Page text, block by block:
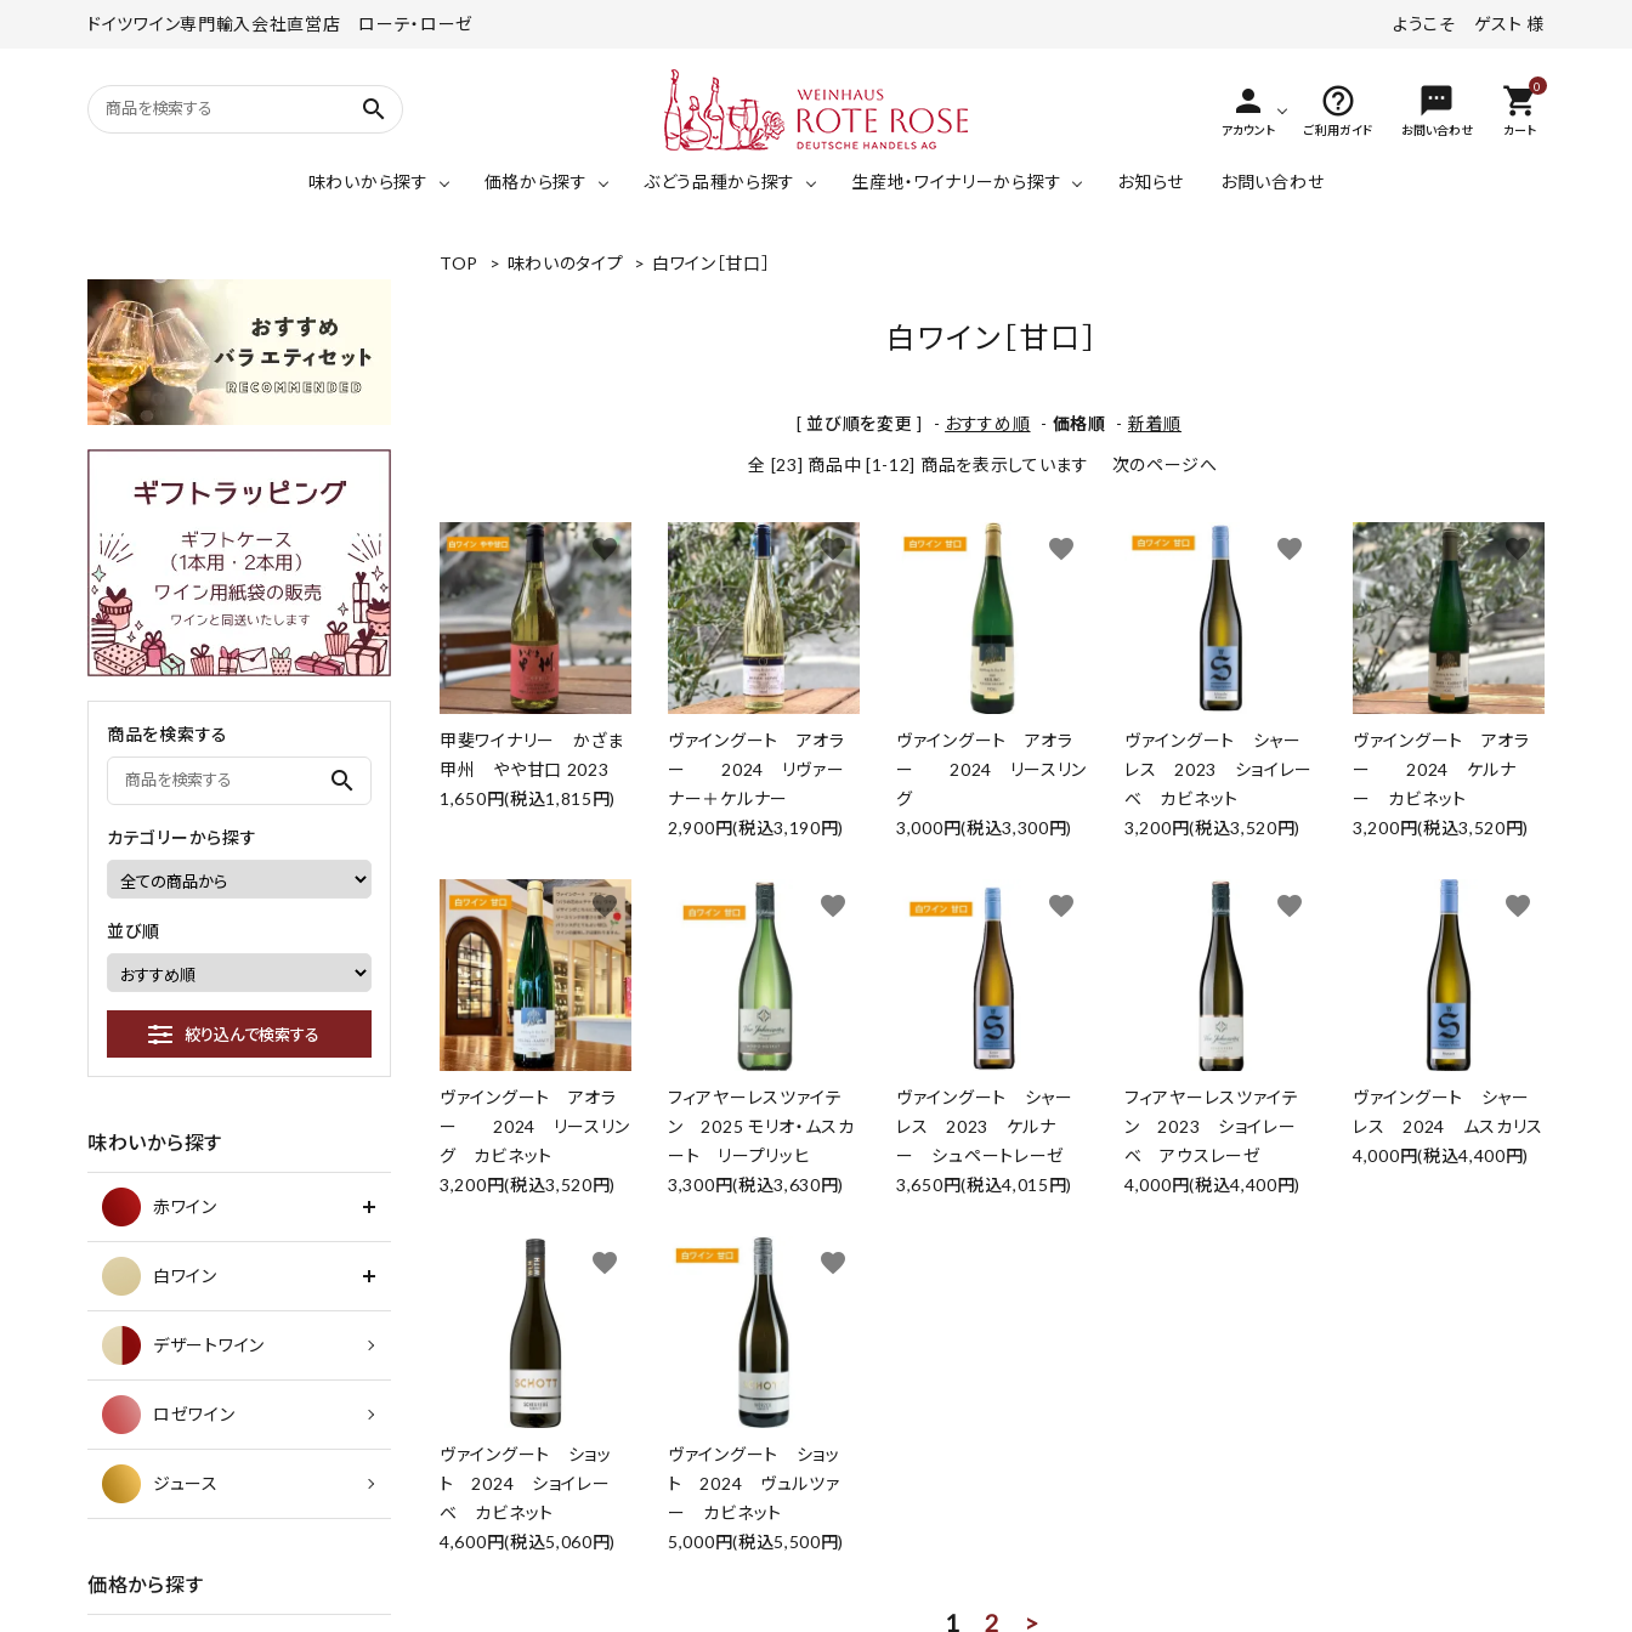
ドイツワイン専門輸入会社直営店 ローテ・ローゼ ようこそ ゲスト 様
search person
アカウント
help_outline
ご利用ガイド
textsms
お問い合わせ
0
shopping_cart
カート
味わいから探す
赤ワイン（辛口）
赤ワイン（甘口）
白ワイン
デザートワイン
価格から探す
￥2,001～￥3,000 ￥3,001～￥4,000
￥4,001～￥5,000
ぶどう品種から探す
リースリング
グラオブルグンダー
その他（白ぶどう品種）
生産地・ワイナリーから探す お知らせ お問い合わせ
TOP > 味わいのタイプ > 白ワイン［甘口］
白ワイン［甘口］
[ 並び順を変更 ] - おすすめ順 - 価格順 - 新着順
全 [23] 商品中 [1-12] 商品を表示しています
次のページへ
甲斐ワイナリー かざま
甲州 やや甘口 2023
1,650円(税込1,815円)
favorite
ヴァイングート アオラ
ー 2024 リヴァー
ナー＋ケルナー
2,900円(税込3,190円)
favorite
ヴァイングート アオラ
ー 2024 リースリン
グ
3,000円(税込3,300円)
favorite
ヴァイングート シャー
レス 2023 ショイレー
ベ カビネット
3,200円(税込3,520円)
favorite
ヴァイングート アオラ
ー 2024 ケルナ
ー カビネット
3,200円(税込3,520円)
favorite
ヴァイングート アオラ
ー 2024 リースリン
グ カビネット
3,200円(税込3,520円)
favorite
フィアヤーレスツァイテ
ン 2025 モリオ・ムスカ
ート リープリッヒ
3,300円(税込3,630円)
favorite
ヴァイングート シャー
レス 2023 ケルナ
ー シュペートレーゼ
3,650円(税込4,015円)
favorite
フィアヤーレスツァイテ
ン 2023 ショイレー
ベ アウスレーゼ
4,000円(税込4,400円)
favorite
ヴァイングート シャー
レス 2024 ムスカリス
4,000円(税込4,400円)
favorite
ヴァイングート ショッ
ト 2024 ショイレー
ベ カビネット
4,600円(税込5,060円)
favorite
ヴァイングート ショッ
ト 2024 ヴュルツァ
ー カビネット
5,000円(税込5,500円)
favorite
1 2 >
商品を検索する
search
カテゴリーから探す
並び順
絞り込んで検索する
味わいから探す
赤ワイン
白ワイン
デザートワイン
ロゼワイン
ジュース
価格から探す